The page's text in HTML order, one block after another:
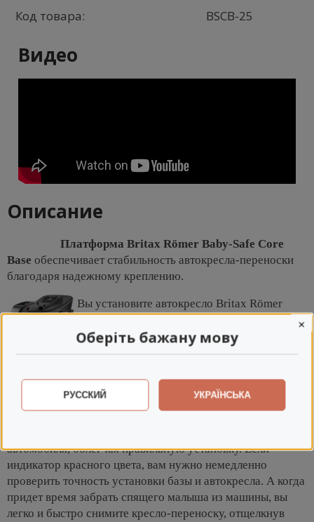
Код товара: BSCB-25
Видео
Описание
Платформа Britax Römer Baby-Safe Core
Base обеспечивает стабильность автокресла-переноски
благодаря надежному креплению.
Вы установите автокресло Britax Römer
Специальный индикатор, зеленым цветом
опорная нога упирается в пол автомобиля, обеспечивает
дополнительную устойчивость и минимизирует рывок
автомобиля, облегчая правильную установку. Если
индикатор красного цвета, вам нужно немедленно
проверить точность установки базы и автокресла. А когда
придет время забрать спящего малыша из машины, вы
легко и быстро снимите кресло-переноску, отщелкнув
Оберіть бажану мову
×
РУССКИЙ УКРАЇНСЬКА